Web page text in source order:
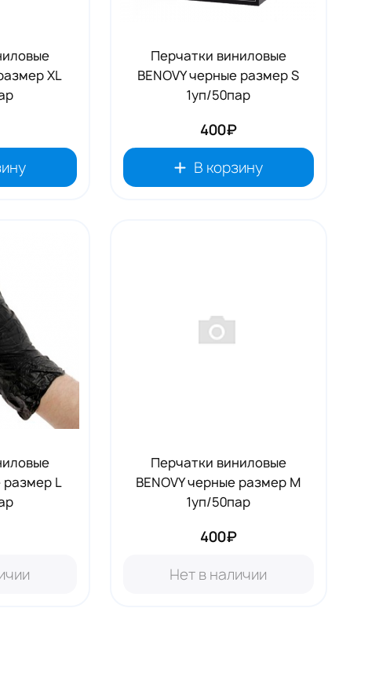
XL
Перчатки виниловые
BENOVY черные размер S
1уп/50пар
400₽
В корзину
размер L
Перчатки виниловые
BENOVY черные размер M
1уп/50пар
400₽
Нет в наличии